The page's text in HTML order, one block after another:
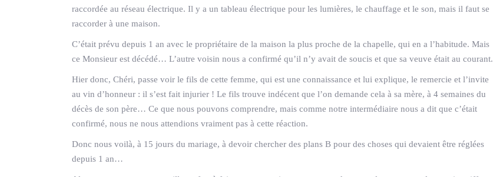
raccordée au réseau électrique. Il y a un tableau électrique pour les lumières, le chauffage et le son, mais il faut se
raccorder à une maison.
C’était prévu depuis 1 an avec le propriétaire de la maison la plus proche de la chapelle, qui en a l’habitude. Mais
ce Monsieur est décédé… L’autre voisin nous a confirmé qu’il n’y avait de soucis et que sa veuve était au courant.
Hier donc, Chéri, passe voir le fils de cette femme, qui est une connaissance et lui explique, le remercie et l’invite
au vin d’honneur : il s’est fait injurier ! Le fils trouve indécent que l’on demande cela à sa mère, à 4 semaines du
décès de son père… Ce que nous pouvons comprendre, mais comme notre intermédiaire nous a dit que c’était
confirmé, nous ne nous attendions vraiment pas à cette réaction.
Donc nous voilà, à 15 jours du mariage, à devoir chercher des plans B pour des choses qui devaient être réglées
depuis 1 an…